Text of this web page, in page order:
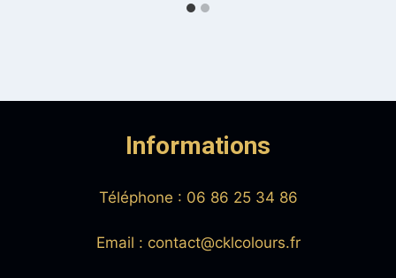
Informations
Téléphone : 06 86 25 34 86
Email : contact@cklcolours.fr